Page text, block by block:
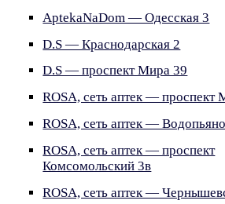
AptekaNaDom — Одесская 3
D.S — Краснодарская 2
D.S — проспект Мира 39
ROSA, сеть аптек — проспект
ROSA, сеть аптек —
ROSA, сеть аптек — проспект
Комсомольский 3в
ROSA, сеть аптек —